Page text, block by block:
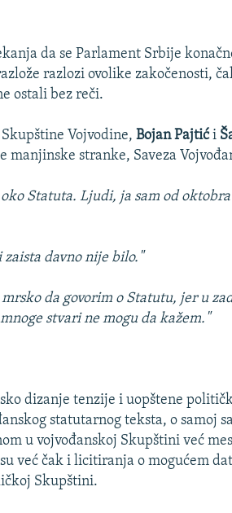
da se Parlament Srbije
razlozi ovolike zakočenosti,
ostali bez reči.
Skupštine Vojvodine,Bojan Pajtići
manjinske stranke, Saveza
Statuta. Ljudi, ja sam od
davno nije bilo."
da govorim o Statutu, jer u
stvari ne mogu da kažem."
dizanje tenzije i uopštene
statutarnog teksta, o samoj
u vojvođanskoj Skupštini već
već čak i licitiranja o mogućem
Skupštini.